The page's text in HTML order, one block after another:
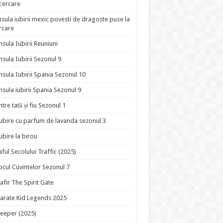
iubirii mexic povesti de dragoste puse la
Iubirii Reuniuni
Iubirii Sezonul 9
Iubirii Spania Sezonul 10
iubirii Spania Sezonul 9
tată și fiu Sezonul 1
cu parfum de lavanda sezonul 3
la birou
Secolului Traffic (2025)
Cuvintelor Sezonul 7
The Spirit Gate
Kid Legends 2025
(2025)